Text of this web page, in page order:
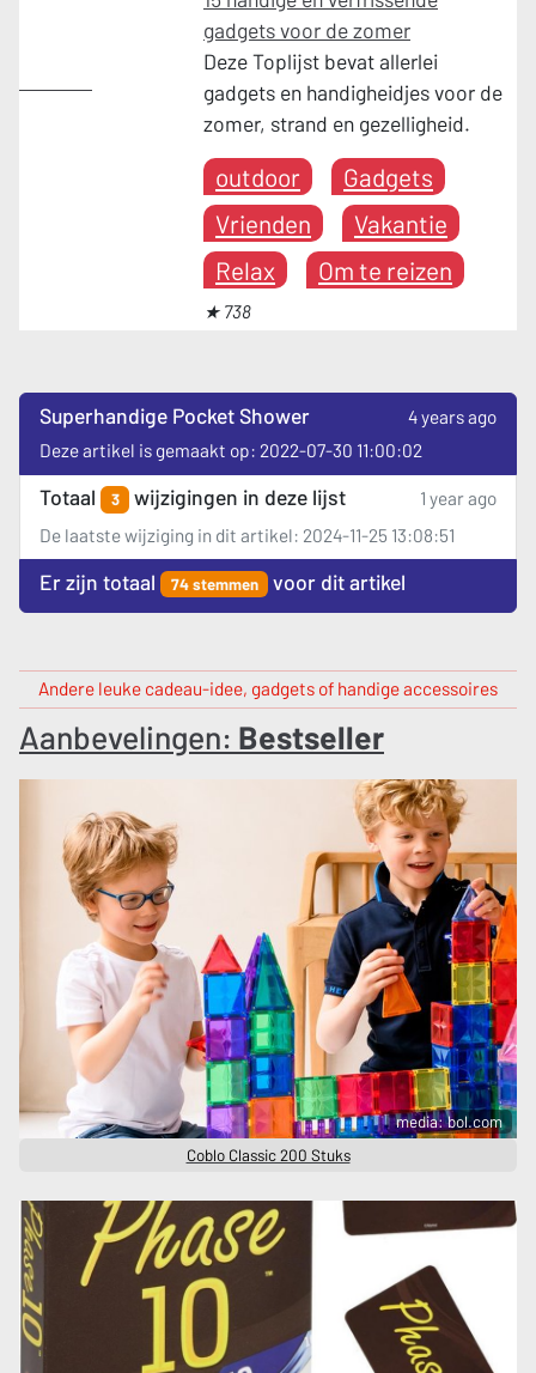
gadgets voor de zomer
Deze Toplijst bevat allerlei
gadgets en handigheidjes voor de
zomer, strand en gezelligheid.
outdoor
Gadgets
Vrienden
Vakantie
Relax
Om te reizen
★ 738
Superhandige Pocket Shower
4 years ago
Deze artikel is gemaakt op: 2022-07-30 11:00:02
Totaal 3 wijzigingen in deze lijst
1 year ago
De laatste wijziging in dit artikel: 2024-11-25 13:08:51
Er zijn totaal 74 stemmen voor dit artikel
Andere leuke cadeau-idee, gadgets of handige accessoires
Aanbevelingen: Bestseller
media: bol.com
Coblo Classic 200 Stuks